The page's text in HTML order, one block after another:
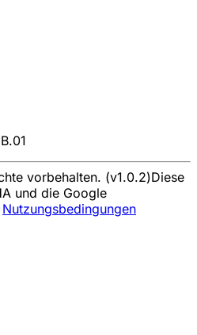
vorbehalten. (v1.0.2)Diese
und die Google
Nutzungsbedingungen